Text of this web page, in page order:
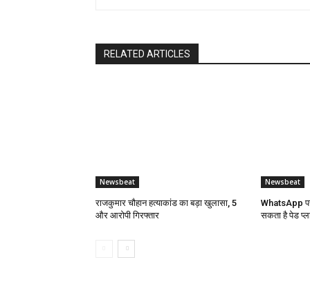
RELATED ARTICLES
Newsbeat
राजकुमार चौहान हत्याकांड का बड़ा खुलासा, 5
और आरोपी गिरफ्तार
Newsbeat
WhatsApp
सकता है पेड